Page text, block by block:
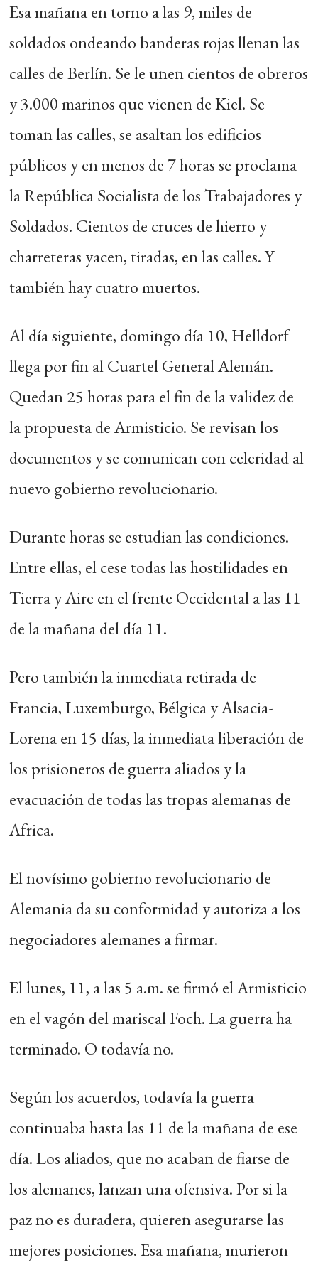
Esa mañana en torno a las 9, miles de
soldados ondeando banderas rojas llenan las
calles de Berlín. Se le unen cientos de obreros
y 3.000 marinos que vienen de Kiel. Se
toman las calles, se asaltan los edificios
públicos y en menos de 7 horas se proclama
la República Socialista de los Trabajadores y
Soldados. Cientos de cruces de hierro y
charreteras yacen, tiradas, en las calles. Y
también hay cuatro muertos.
Al día siguiente, domingo día 10, Helldorf
llega por fin al Cuartel General Alemán.
Quedan 25 horas para el fin de la validez de
la propuesta de Armisticio. Se revisan los
documentos y se comunican con celeridad al
nuevo gobierno revolucionario.
Durante horas se estudian las condiciones.
Entre ellas, el cese todas las hostilidades en
Tierra y Aire en el frente Occidental a las 11
de la mañana del día 11.
Pero también la inmediata retirada de
Francia, Luxemburgo, Bélgica y Alsacia-
Lorena en 15 días, la inmediata liberación de
los prisioneros de guerra aliados y la
evacuación de todas las tropas alemanas de
Africa.
El novísimo gobierno revolucionario de
Alemania da su conformidad y autoriza a los
negociadores alemanes a firmar.
El lunes, 11, a las 5 a.m. se firmó el Armisticio
en el vagón del mariscal Foch. La guerra ha
terminado. O todavía no.
Según los acuerdos, todavía la guerra
continuaba hasta las 11 de la mañana de ese
día. Los aliados, que no acaban de fiarse de
los alemanes, lanzan una ofensiva. Por si la
paz no es duradera, quieren asegurarse las
mejores posiciones. Esa mañana, murieron